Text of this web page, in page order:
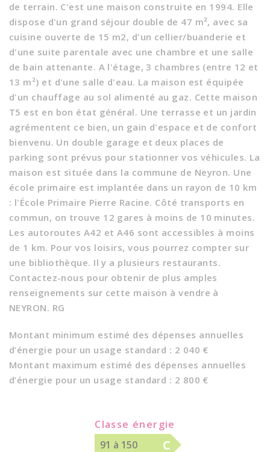
de terrain. C'est une maison construite en 1994. Elle
dispose d'un grand séjour double de 47 m², avec sa
cuisine ouverte de 15 m2, d'un cellier/buanderie et
d'une suite parentale avec une chambre et une salle
de bain attenante. A l'étage, 3 chambres (entre 12 et
13 m²) et d'une salle d'eau. La maison est équipée
d'un chauffage au sol alimenté au gaz. Cette maison
T5 est en bon état général. Une terrasse et un jardin
agrémentent ce bien, un gain d'espace et de confort
bienvenu. Un double garage et deux places de
parking sont prévus pour stationner vos véhicules. La
maison est située dans la commune de Neyron. Une
école primaire est implantée dans un rayon de 10 km
: l'École Primaire Pierre Racine. Côté transports en
commun, on trouve 12 gares à moins de 10 minutes.
Les autoroutes A42 et A46 sont accessibles à moins
de 1 km. Pour vos loisirs, vous pourrez compter sur
une bibliothèque. Il y a plusieurs restaurants.
Contactez-nous pour obtenir de plus amples
renseignements sur cette maison à vendre à
NEYRON. RG
Montant minimum estimé des dépenses annuelles
d’énergie pour un usage standard : 2 040 €
Montant maximum estimé des dépenses annuelles
d’énergie pour un usage standard : 2 800 €
Classe énergie
91 à 150
C